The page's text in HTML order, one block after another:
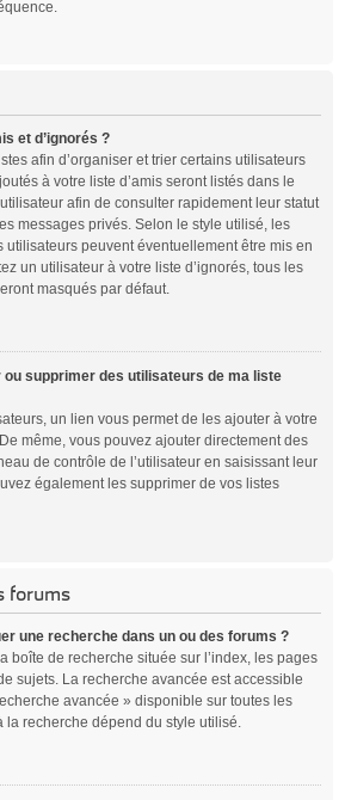
et d’ignorés ?
afin d’organiser et trier certains utilisateurs
à votre liste d’amis seront listés dans le
afin de consulter rapidement leur statut
messages privés. Selon le style utilisé, les
utilisateurs peuvent éventuellement être mis en
un utilisateur à votre liste d’ignorés, tous les
masqués par défaut.
supprimer des utilisateurs de ma liste
un lien vous permet de les ajouter à votre
De même, vous pouvez ajouter directement des
de contrôle de l’utilisateur en saisissant leur
également les supprimer de vos listes
forums
une recherche dans un ou des forums ?
boîte de recherche située sur l’index, les pages
sujets. La recherche avancée est accessible
avancée » disponible sur toutes les
la recherche dépend du style utilisé.